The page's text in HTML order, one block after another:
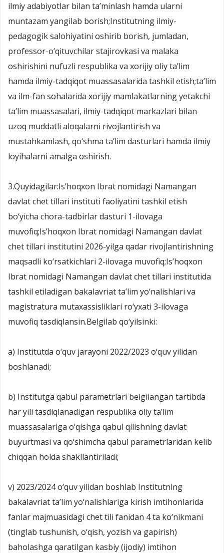
ilmiy adabiyotlar bilan ta’minlash hamda ularni
muntazam yangilab borish;Institutning ilmiy-
pedagogik salohiyatini oshirib borish, jumladan,
professor-o‘qituvchilar stajirovkasi va malaka
oshirishini nufuzli respublika va xorijiy oliy ta’lim
hamda ilmiy-tadqiqot muassasalarida tashkil etish;ta’lim
va ilm-fan sohalarida xorijiy mamlakatlarning yetakchi
ta’lim muassasalari, ilmiy-tadqiqot markazlari bilan
uzoq muddatli aloqalarni rivojlantirish va
mustahkamlash, qo‘shma ta’lim dasturlari hamda ilmiy
loyihalarni amalga oshirish.
3.Quyidagilar:Is’hoqxon Ibrat nomidagi Namangan
davlat chet tillari instituti faoliyatini tashkil etish
bo‘yicha chora-tadbirlar dasturi 1-ilovaga
muvofiq;Is’hoqxon Ibrat nomidagi Namangan davlat
chet tillari institutini 2026-yilga qadar rivojlantirishning
maqsadli ko‘rsatkichlari 2-ilovaga muvofiq;Is’hoqxon
Ibrat nomidagi Namangan davlat chet tillari institutida
tashkil etiladigan bakalavriat ta’lim yo‘nalishlari va
magistratura mutaxassisliklari ro‘yxati 3-ilovaga
muvofiq tasdiqlansin.Belgilab qo‘yilsinki:
a) Institutda o‘quv jarayoni 2022/2023 o‘quv yilidan
boshlanadi;
b) Institutga qabul parametrlari belgilangan tartibda
har yili tasdiqlanadigan respublika oliy ta’lim
muassasalariga o‘qishga qabul qilishning davlat
buyurtmasi va qo‘shimcha qabul parametrlaridan kelib
chiqqan holda shakllantiriladi;
v) 2023/2024 o‘quv yilidan boshlab Institutning
bakalavriat ta’lim yo‘nalishlariga kirish imtihonlarida
fanlar majmuasidagi chet tili fanidan 4 ta ko‘nikmani
(tinglab tushunish, o‘qish, yozish va gapirish)
baholashga qaratilgan kasbiy (ijodiy) imtihon